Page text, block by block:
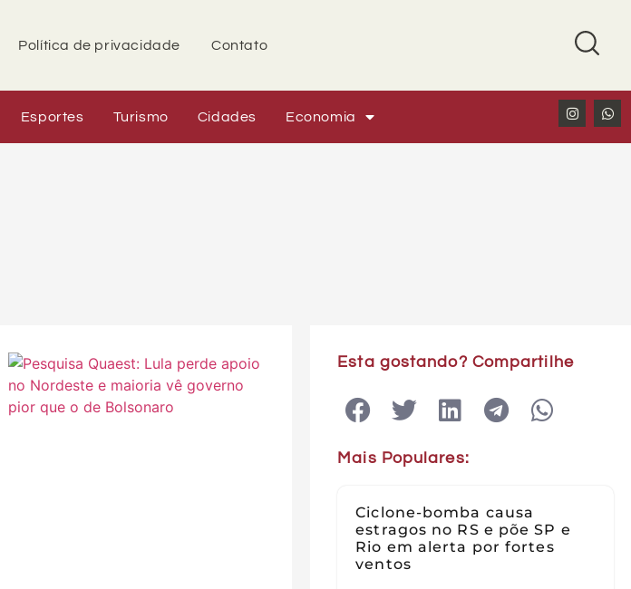
Política de privacidade Contato
Esportes Turismo Cidades Economia
Esta gostando? Compartilhe
Mais Populares:
Ciclone-bomba causa
estragos no RS e põe SP e
Rio em alerta por fortes
ventos